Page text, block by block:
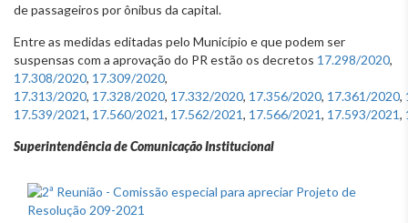
de passageiros por ônibus da capital.
Entre as medidas editadas pelo Município e que podem ser
suspensas com a aprovação do PR estão os decretos 17.298/2020,
17.308/2020, 17.309/2020,
17.313/2020, 17.328/2020, 17.332/2020, 17.356/2020, 17.361/2020,
17.539/2021, 17.560/2021, 17.562/2021, 17.566/2021, 17.593/2021,
Superintendência de Comunicação Institucional